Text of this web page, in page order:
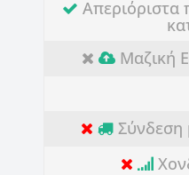
Απεριόριστα
Μαζική
Σύνδεση